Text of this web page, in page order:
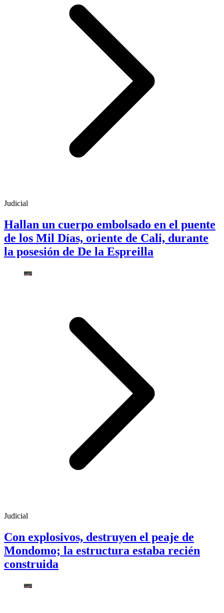
Judicial
Hallan un cuerpo embolsado en el puente
de los Mil Días, oriente de Cali, durante
la posesión de De la Espreilla
Judicial
Con explosivos, destruyen el peaje de
Mondomo; la estructura estaba recién
construida